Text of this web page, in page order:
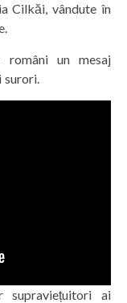
Cilkăi, vândute în
un mesaj
surori.
supraviețuitori ai